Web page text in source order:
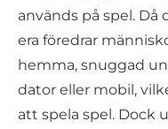
används på spel.
era föredrar
hemma, snuggad
dator eller mobil,
att spela spel. Dock